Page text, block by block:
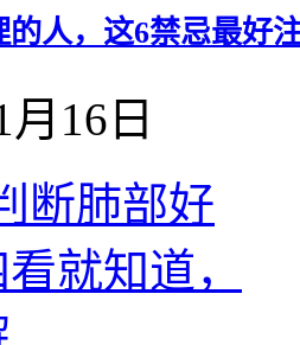
的人，这6禁忌最好
16日